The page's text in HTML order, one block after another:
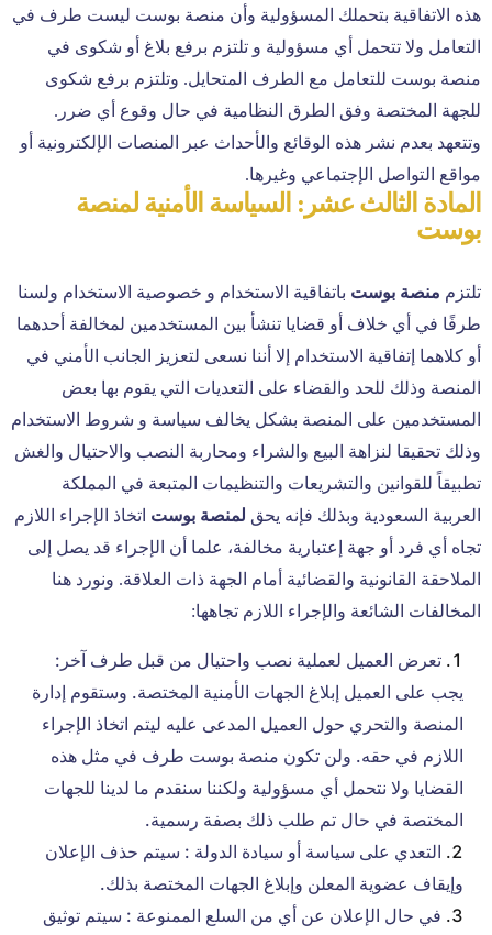
هذه الاتفاقية بتحملك المسؤولية وأن منصة بوست ليست طرف في
التعامل ولا تتحمل أي مسؤولية و تلتزم برفع بلاغ أو شكوى في
منصة بوست للتعامل مع الطرف المتحايل. وتلتزم برفع شكوى
للجهة المختصة وفق الطرق النظامية في حال وقوع أي ضرر.
وتتعهد بعدم نشر هذه الوقائع والأحداث عبر المنصات الإلكترونية أو
مواقع التواصل الإجتماعي وغيرها.
المادة الثالث عشر: السياسة الأمنية لمنصة
بوست
تلتزم منصة بوست باتفاقية الاستخدام و خصوصية الاستخدام ولسنا
طرفًا في أي خلاف أو قضايا تنشأ بين المستخدمين لمخالفة أحدهما
أو كلاهما إتفاقية الاستخدام إلا أننا نسعى لتعزيز الجانب الأمني في
المنصة وذلك للحد والقضاء على التعديات التي يقوم بها بعض
المستخدمين على المنصة بشكل يخالف سياسة و شروط الاستخدام
وذلك تحقيقا لنزاهة البيع والشراء ومحاربة النصب والاحتيال والغش
تطبيقاً للقوانين والتشريعات والتنظيمات المتبعة في المملكة
العربية السعودية وبذلك فإنه يحق لمنصة بوست اتخاذ الإجراء اللازم
تجاه أي فرد أو جهة إعتبارية مخالفة، علما أن الإجراء قد يصل إلى
الملاحقة القانونية والقضائية أمام الجهة ذات العلاقة. ونورد هنا
المخالفات الشائعة والإجراء اللازم تجاهها:
تعرض العميل لعملية نصب واحتيال من قبل طرف آخر:
يجب على العميل إبلاغ الجهات الأمنية المختصة. وستقوم إدارة
المنصة والتحري حول العميل المدعى عليه ليتم اتخاذ الإجراء
اللازم في حقه. ولن تكون منصة بوست طرف في مثل هذه
القضايا ولا نتحمل أي مسؤولية ولكننا سنقدم ما لدينا للجهات
المختصة في حال تم طلب ذلك بصفة رسمية.
التعدي على سياسة أو سيادة الدولة : سيتم حذف الإعلان
وإيقاف عضوية المعلن وإبلاغ الجهات المختصة بذلك.
في حال الإعلان عن أي من السلع الممنوعة : سيتم توثيق